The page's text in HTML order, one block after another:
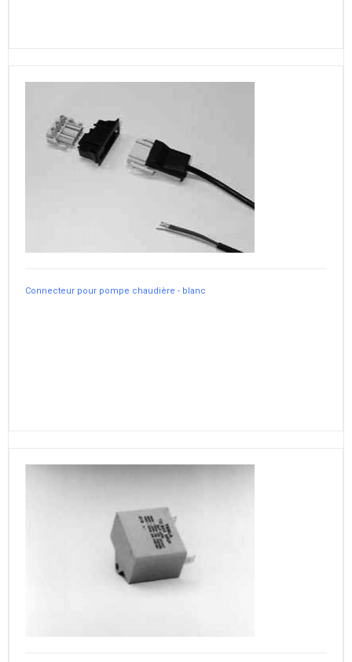
Connecteur pour pompe chaudière - blanc